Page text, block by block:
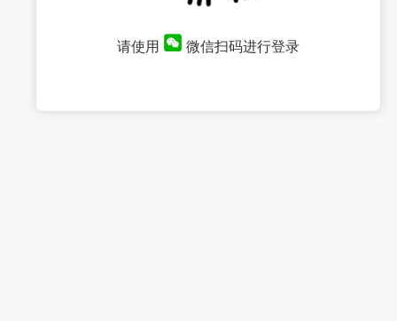
请使用 微信扫码进行登录